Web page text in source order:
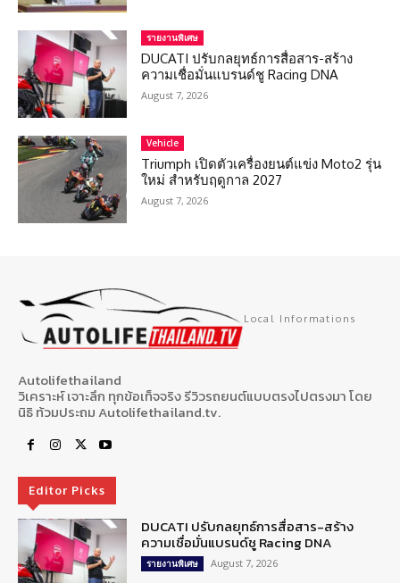
รายงานพิเศษ
DUCATI ปรับกลยุทธ์การสื่อสาร-สร้าง
ความเชื่อมั่นแบรนด์ชู Racing DNA
August 7, 2026
Vehicle
Triumph เปิดตัวเครื่องยนต์แข่ง Moto2 รุ่น
ใหม่ สำหรับฤดูกาล 2027
August 7, 2026
Local Informations
Autolifethailand
วิเคราะห์ เจาะลึก ทุกข้อเท็จจริง รีวิวรถยนต์แบบตรงไปตรงมา โดย
นิธิ ท้วมประถม Autolifethailand.tv.
Editor Picks
DUCATI ปรับกลยุทธ์การสื่อสาร-สร้าง
ความเชื่อมั่นแบรนด์ชู Racing DNA
รายงานพิเศษ August 7, 2026